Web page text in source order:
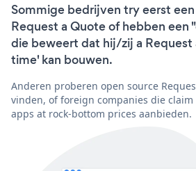
Sommige bedrijven try eerst
Request a Quote of hebben een
die beweert dat hij/zij a Request
time' kan bouwen.
Anderen proberen open source
vinden, of foreign companies die claim
apps at rock-bottom prices aanbieden.